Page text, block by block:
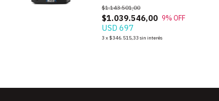
$1.039.546,00
$1.143.501,00
9% OFF
USD 697
3 x $346.515,33 sin interés